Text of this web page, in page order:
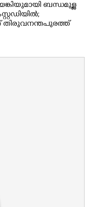
ബന്ധമുള്ള
തിരുവനന്തപുരത്ത്